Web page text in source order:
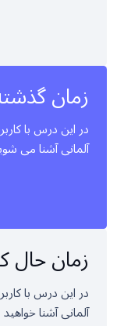
زمان
در این درس با
آلمانی آشنا می
زمان حال
در این درس با
آلمانی آشنا